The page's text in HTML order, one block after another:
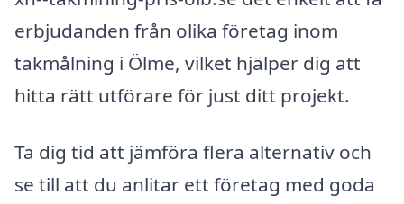
erbjudanden från olika företag inom
takmålning i Ölme, vilket hjälper dig att
hitta rätt utförare för just ditt projekt.
Ta dig tid att jämföra flera alternativ och
se till att du anlitar ett företag med goda